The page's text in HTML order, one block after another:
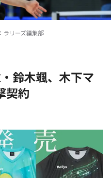
ラリーズ編集部
鈴木颯、木下マ
契約